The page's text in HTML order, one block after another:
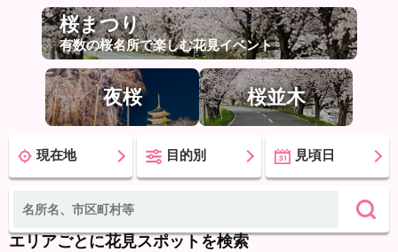
桜まつり
有数の桜名所で楽しむ花見イベント
夜桜 桜並木
現在地 目的別 見頃日
エリアごとに花見スポットを検索